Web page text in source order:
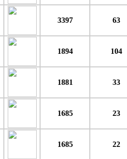
3397 63
1894 104
1881 33
1685 23
1685 22